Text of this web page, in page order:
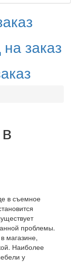
заказ
в съемное
проблемы.
магазине,
Наиболее
у